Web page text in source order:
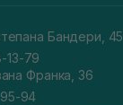
Бандери, 45
13-79
Франка, 36
94